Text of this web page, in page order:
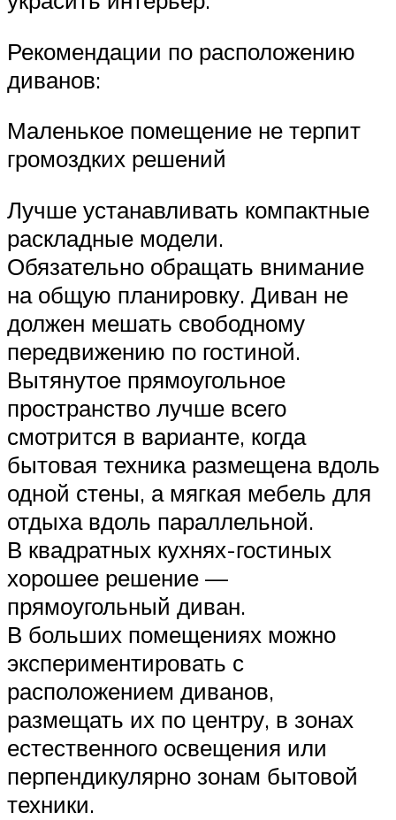
Рекомендации по расположению
диванов:
Маленькое помещение не терпит
громоздких решений
Лучше устанавливать компактные
раскладные модели.
Обязательно обращать внимание
на общую планировку. Диван не
должен мешать свободному
передвижению по гостиной.
Вытянутое прямоугольное
пространство лучше всего
смотрится в варианте, когда
бытовая техника размещена вдоль
одной стены, а мягкая мебель для
отдыха вдоль параллельной.
В квадратных кухнях-гостиных
хорошее решение —
прямоугольный диван.
В больших помещениях можно
экспериментировать с
расположением диванов,
размещать их по центру, в зонах
естественного освещения или
перпендикулярно зонам бытовой
техники.